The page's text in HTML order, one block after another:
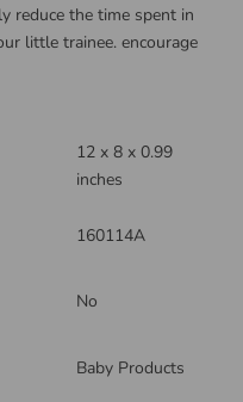
reduce the time spent in
little trainee. encourage
‎12 x 8 x 0.99
inches
‎160114A
‎No
‎Baby Products